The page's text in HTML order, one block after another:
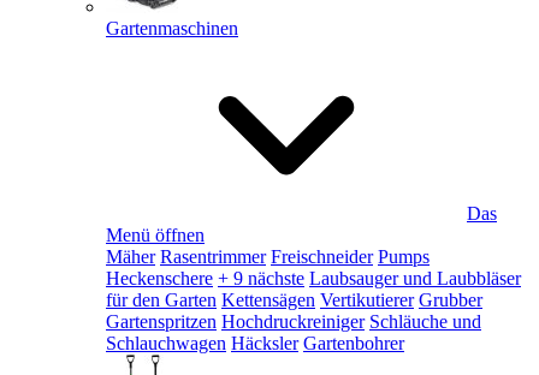
Gartenmaschinen
Das
Menü öffnen
Mäher Rasentrimmer Freischneider Pumps
Heckenschere + 9 nächste Laubsauger und Laubbläser
für den Garten Kettensägen Vertikutierer Grubber
Gartenspritzen Hochdruckreiniger Schläuche und
Schlauchwagen Häcksler Gartenbohrer